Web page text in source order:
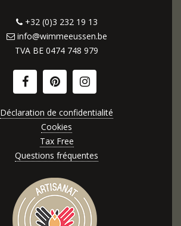
+32 (0)3 232 19 13
info@wimmeeussen.be
TVA BE 0474 748 979
Déclaration de confidentialité
Cookies
Tax Free
Questions fréquentes